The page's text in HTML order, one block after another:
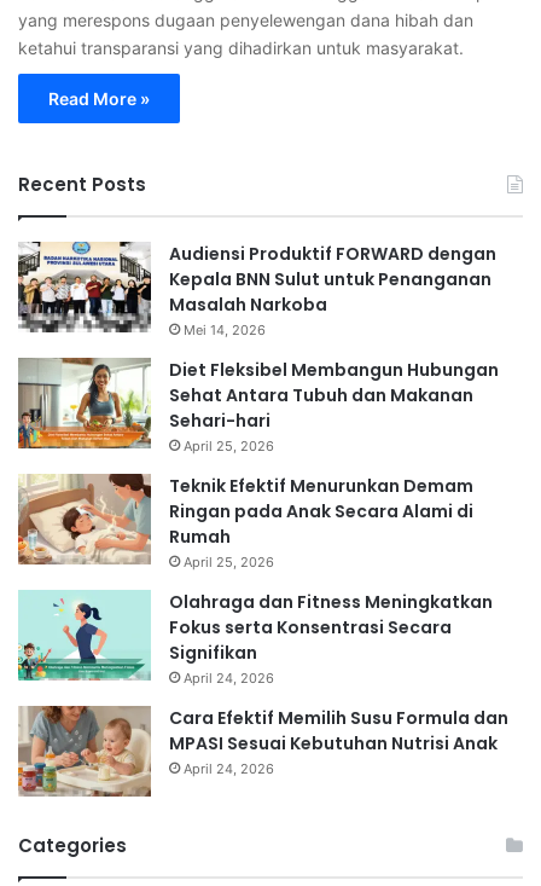
yang merespons dugaan penyelewengan dana hibah dan
ketahui transparansi yang dihadirkan untuk masyarakat.
Read More »
Recent Posts
Audiensi Produktif FORWARD dengan
Kepala BNN Sulut untuk Penanganan
Masalah Narkoba
Mei 14, 2026
Diet Fleksibel Membangun Hubungan
Sehat Antara Tubuh dan Makanan
Sehari-hari
April 25, 2026
Teknik Efektif Menurunkan Demam
Ringan pada Anak Secara Alami di
Rumah
April 25, 2026
Olahraga dan Fitness Meningkatkan
Fokus serta Konsentrasi Secara
Signifikan
April 24, 2026
Cara Efektif Memilih Susu Formula dan
MPASI Sesuai Kebutuhan Nutrisi Anak
April 24, 2026
Categories